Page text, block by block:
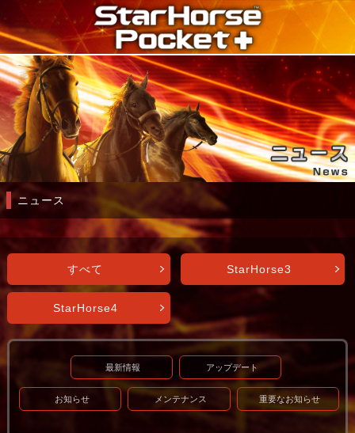
ニュース
すべて StarHorse3
StarHorse4
最新情報 アップデート
お知らせ メンテナンス 重要なお知らせ